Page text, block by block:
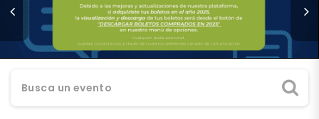
Busca un evento